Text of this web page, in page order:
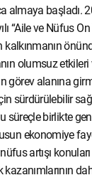
almaya başladı.
“Aile ve Nüfus
kalkınmanın
olumsuz
görev alanına
sürdürülebilir
süreçle birlikte
ekonomiye
artışı